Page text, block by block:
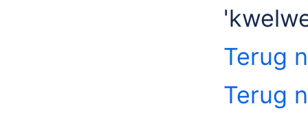
Terug
Terug